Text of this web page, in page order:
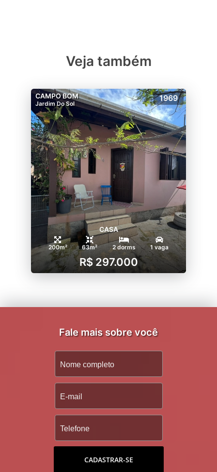
Veja também
CAMPO BOM
Jardim Do Sol
1969
CASA
200m² 63m² 2 dorms 1 vaga
R$ 297.000
Fale mais sobre você
CADASTRAR-SE